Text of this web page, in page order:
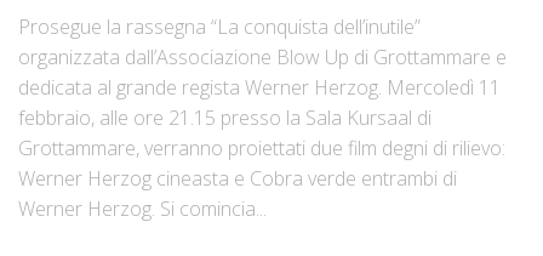
Prosegue la rassegna “La conquista dell’inutile”
organizzata dall’Associazione Blow Up di Grottammare e
dedicata al grande regista Werner Herzog. Mercoledì 11
febbraio, alle ore 21.15 presso la Sala Kursaal di
Grottammare, verranno proiettati due film degni di rilievo:
Werner Herzog cineasta e Cobra verde entrambi di
Werner Herzog. Si comincia...